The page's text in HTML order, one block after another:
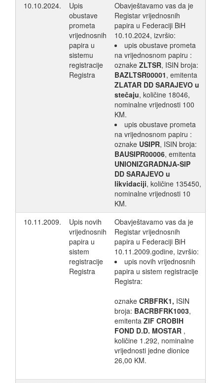
10.10.2024.
Upis
obustave
prometa
vrijednosnih
papira u
sistemu
registracije
Registra
Obavještavamo vas da je
Registar vrijednosnih
papira u Federaciji BiH
10.10.2024, izvršio:
upis obustave prometa
na vrijednosnom papiru :
oznake ZLTSR, ISIN broja:
BAZLTSR00001, emitenta
ZLATAR DD SARAJEVO u
stečaju, količine 18046,
nominalne vrijednosti 100
KM.
upis obustave prometa
na vrijednosnom papiru :
oznake USIPR, ISIN broja:
BAUSIPR00006, emitenta
UNIONIZGRADNJA-SIP
DD SARAJEVO u
likvidaciji, količine 135450,
nominalne vrijednosti 10
KM.
10.11.2009.
Upis novih
vrijednosnih
papira u
sistem
registracije
Registra
Obavještavamo vas da je
Registar vrijednosnih
papira u Federaciji BiH
10.11.2009.godine, izvršio:
upis novih vrijednosnih
papira u sistem registracije
Registra:
oznake CRBFRK1, ISIN
broja: BACRBFRK1003,
emitenta ZIF CROBIH
FOND D.D. MOSTAR ,
količine 1.292, nominalne
vrijednosti jedne dionice
26,00 KM.